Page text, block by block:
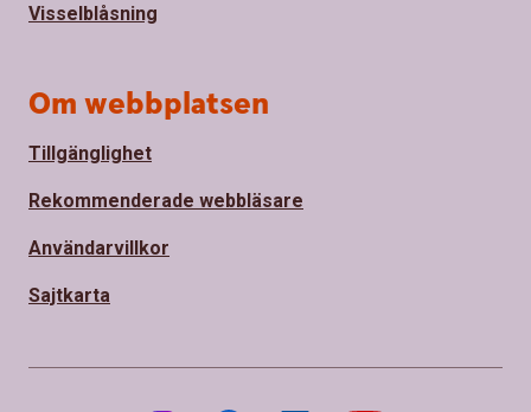
Visselblåsning
Om webbplatsen
Tillgänglighet
Rekommenderade webbläsare
Användarvillkor
Sajtkarta